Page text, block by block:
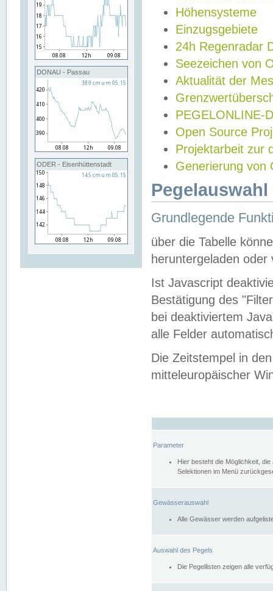
DONAU - Passau
ODER - Eisenhüttenstadt
Höhensysteme
Einzugsgebiete
24h Regenradar
Seezeichen von
Aktualität der
PEGELONLINE-
Open Source
Projektarbeit zur
Generierung von
Grundlegende
über die Tabelle
heruntergeladen oder
Ist Javascript
Bestätigung des
bei deaktiviertem
alle Felder
Die Zeitstempel in
mitteleuropäischer
Parameter
Hier besteht die Möglichkeit,
Selektionen im Menü
Gewässerauswahl
Alle Gewässer werden
Auswahl des Pegels
Die Pegellisten zeigen alle